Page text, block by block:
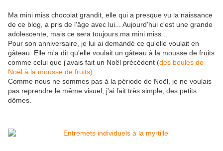
Ma mini miss chocolat grandit, elle qui a presque vu la naissance
de ce blog, a pris de l'âge avec lui... Aujourd'hui c'est une grande
adolescente, mais ce sera toujours ma mini miss...
Pour son anniversaire, je lui ai demandé ce qu'elle voulait en
gâteau. Elle m'a dit qu'elle voulait un gâteau à la mousse de fruits
comme celui que j'avais fait un Noël précédent (des boules de
Noël à la mousse de fruits)
Comme nous ne sommes pas à la période de Noël, je ne voulais
pas reprendre le même visuel, j'ai fait très simple, des petits
dômes.